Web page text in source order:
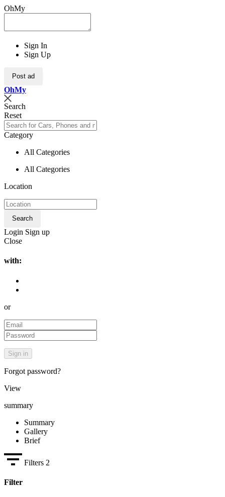
OhMy
Sign In
Sign Up
Post ad
OhMy
Search
Reset
Category
All Categories
All Categories
Location
Search
Login Sign up
Close
with:
or
Forgot password?
View
summary
Summary
Gallery
Brief
Filters 2
Filter